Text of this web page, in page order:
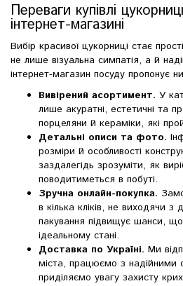
Переваги купівлі
інтернет-магазині
Вибір красивої цукорниці стає
не лише візуальна симпатія, а й
інтернет-магазин посуду пропонує
Вивірений асортимент. У
лише акуратні, естетичні та
порцеляни й кераміки, які
Детальні описи та фото.
розміри й особливості
заздалегідь зрозуміти, як
поводитиметься в побуті.
Зручна онлайн-покупка.
в кілька кліків, не виходячи
пакування підвищує шанси,
ідеальному стані.
Доставка по Україні. Ми
міста, працюємо з надійними
приділяємо увагу захисту